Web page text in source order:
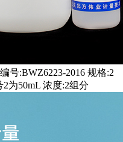
编号:BWZ6223-2016 规格:2
为50mL 浓度:2组分